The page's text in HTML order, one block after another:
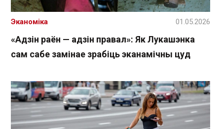
«Адзін раён — адзін правал»: Як Лукашэнка
сам сабе замінае зрабіць эканамічны цуд
Эканоміка 01.05.2026